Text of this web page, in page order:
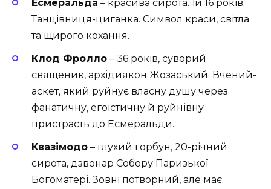
Есмеральда – красива сирота. Їй 16 років.
Танцівниця-циганка. Символ краси, світла
та щирого кохання.
Клод Фролло – 36 років, суворий
священик, архідиякон Жозаський. Вчений-
аскет, який руйнує власну душу через
фанатичну, егоїстичну й руйнівну
пристрасть до Есмеральди.
Квазімодо – глухий горбун, 20-річний
сирота, дзвонар Собору Паризької
Богоматері. Зовні потворний, але має